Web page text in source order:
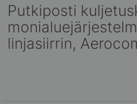
Putkiposti
linjasiirrin,
the
beginning
of
the
images